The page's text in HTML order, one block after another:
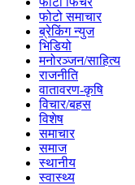
फोटो समाचार
ब्रेकिंग न्युज
भिडियो
मनोरञ्जन/साहित्य
राजनीति
वातावरण-कृषि
विचार/बहस
विशेष
समाचार
समाज
स्थानीय
स्वास्थ्य